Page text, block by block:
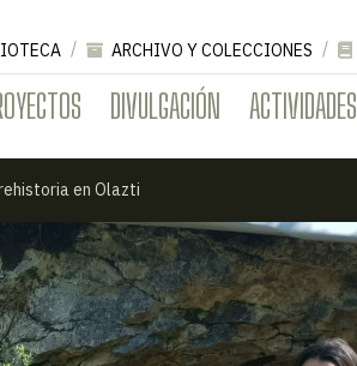
DIVULGACIÓN ACTIVIDADES
ARCHIVO Y COLECCIONES
en Olazti